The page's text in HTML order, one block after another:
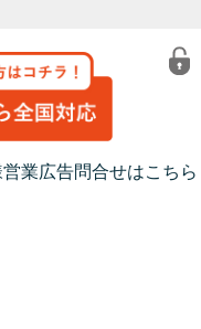
業広告問合せはこちら